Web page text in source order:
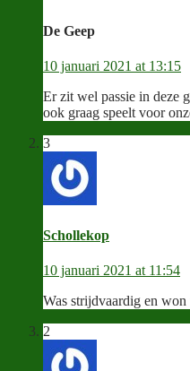
De Geep
10 januari 2021 at 13:15
Er zit wel passie in deze
ook graag speelt voor
3
Schollekop
10 januari 2021 at 11:54
Was strijdvaardig en
2